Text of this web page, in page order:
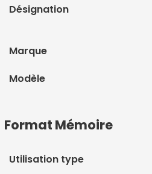
Désignation
Marque
Modèle
Format Mémoire
Utilisation type